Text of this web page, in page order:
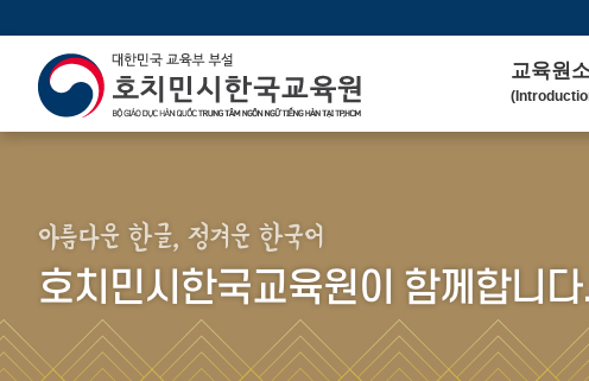
교육원
(Main Duty)
(Korean
연락처/위치
아름다운 한글, 정겨운 한국어
호치민시한국교육원이 함께합니다.